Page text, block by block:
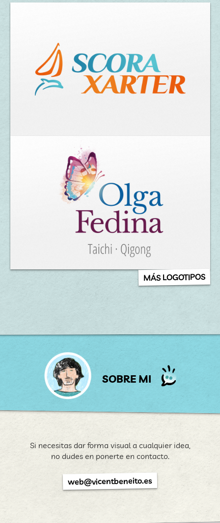
MÁS LOGOTIPOS
SOBRE MI
Si necesitas dar forma visual a cualquier idea,
no dudes en ponerte en contacto.
web@vicentbeneito.es